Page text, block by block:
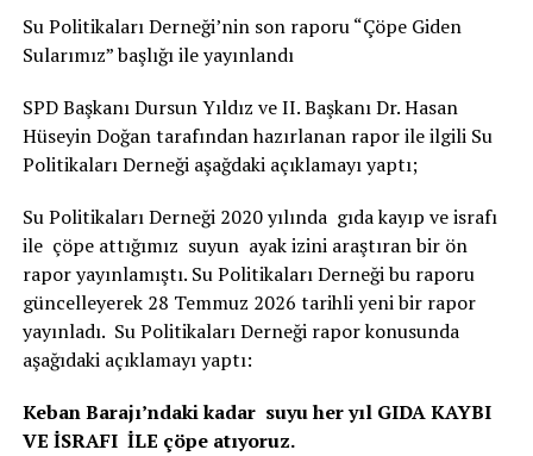
Su Politikaları Derneği’nin son raporu “Çöpe Giden
Sularımız” başlığı ile yayınlandı
SPD Başkanı Dursun Yıldız ve II. Başkanı Dr. Hasan
Hüseyin Doğan tarafından hazırlanan rapor ile ilgili Su
Politikaları Derneği aşağdaki açıklamayı yaptı;
Su Politikaları Derneği 2020 yılında gıda kayıp ve israfı
ile çöpe attığımız suyun ayak izini araştıran bir ön
rapor yayınlamıştı. Su Politikaları Derneği bu raporu
güncelleyerek 28 Temmuz 2026 tarihli yeni bir rapor
yayınladı. Su Politikaları Derneği rapor konusunda
aşağıdaki açıklamayı yaptı:
Keban Barajı’ndaki kadar suyu her yıl GIDA KAYBI
VE İSRAFI İLE çöpe atıyoruz.